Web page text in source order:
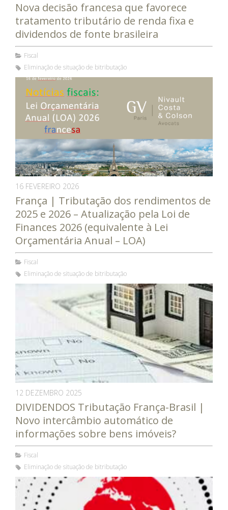
Nova decisão francesa que favorece
tratamento tributário de renda fixa e
dividendos de fonte brasileira
Fiscal
Eliminação de situação de bitributação
16 FEVEREIRO 2026
França | Tributação dos rendimentos de
2025 e 2026 – Atualização pela Loi de
Finances 2026 (equivalente à Lei
Orçamentária Anual – LOA)
Fiscal
Eliminação de situação de bitributação
12 DEZEMBRO 2025
DIVIDENDOS Tributação França-Brasil |
Novo intercâmbio automático de
informações sobre bens imóveis?
Fiscal
Eliminação de situação de bitributação